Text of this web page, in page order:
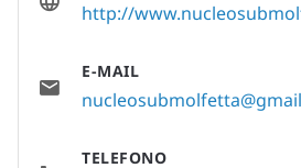
http://
E-MAIL
TELEFONO